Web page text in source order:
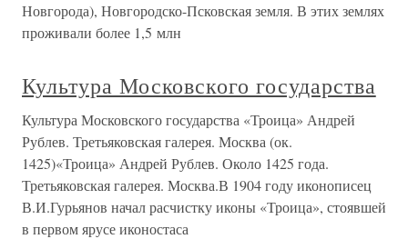
Новгорода), Новгородско-Псковская земля. В этих землях
проживали более 1,5 млн
Культура Московского государства
Культура Московского государства «Троица» Андрей
Рублев. Третьяковская галерея. Москва (ок.
1425)«Троица» Андрей Рублев. Около 1425 года.
Третьяковская галерея. Москва.В 1904 году иконописец
В.И.Гурьянов начал расчистку иконы «Троица», стоявшей
в первом ярусе иконостаса